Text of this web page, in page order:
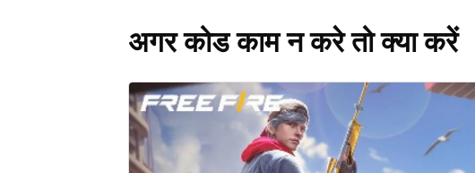
अगर कोड काम न करे तो क्या करें